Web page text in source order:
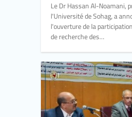
Le Dr Hassan Al-Noamani,
l'Université de Sohag, a
l'ouverture de la
de recherche des…